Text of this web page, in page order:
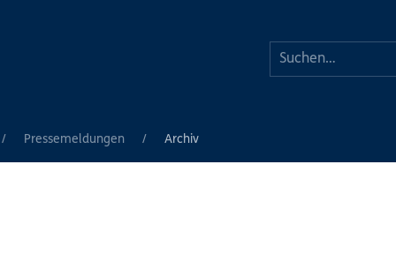
Pressemeldungen Archiv